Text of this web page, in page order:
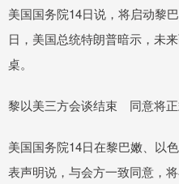
美国国务院14日说，将启动黎
日，美国总统特朗普暗示，未
桌。
黎以美三方会谈结束 同意将
美国国务院14日在黎巴嫩、以
表声明说，与会方一致同意，